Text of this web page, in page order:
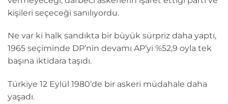
kişileri seçeceği sanılıyordu.
Ne var ki halk sandıkta bir büyük sürpriz daha yaptı,
1965 seçiminde DP’nin devamı AP’yi %52,9 oyla tek
başına iktidara taşıdı.
Türkiye 12 Eylül 1980’de bir askeri müdahale daha
yaşadı.